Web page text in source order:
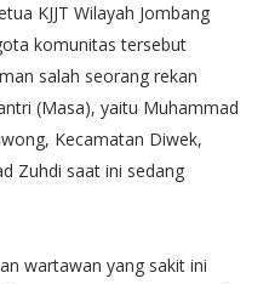
KJJT Wilayah Jombang
komunitas tersebut
salah seorang rekan
(Masa), yaitu Muhammad
Kecamatan Diwek,
Zuhdi saat ini sedang
wartawan yang sakit ini